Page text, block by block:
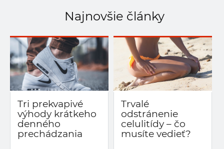
Najnovšie články
Tri prekvapivé
výhody krátkeho
denného
prechádzania
Trvalé
odstránenie
celulitídy – čo
musíte vedieť?